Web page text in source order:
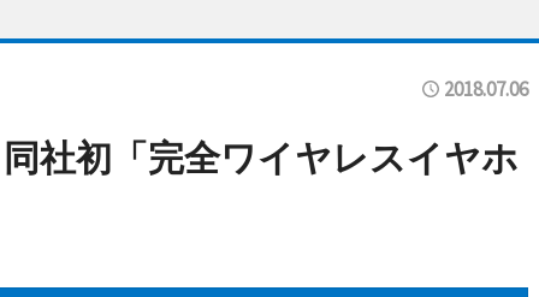
2018.07.06
社初「完全ワイヤレスイヤホ